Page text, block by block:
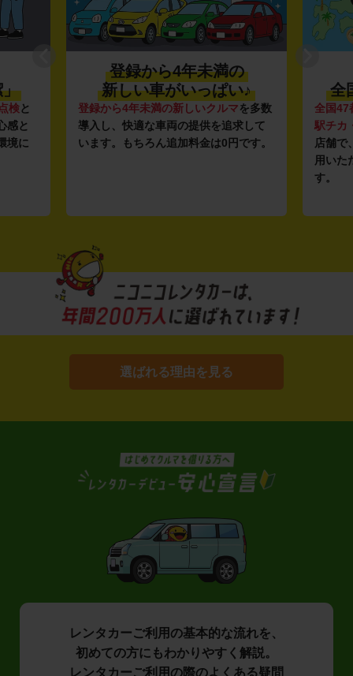
」
検と
感と
境に
登録から4年未満の
新しい車がいっぱい♪
登録から4年未満の新しいクルマを多数
導入し、快適な車両の提供を追求して
います。もちろん追加料金は0円です。
全
全国47
駅チカ
店舗で
用いた
す。
選ばれる理由を見る
レンタカーご利用の基本的な流れを、
初めての方にもわかりやすく解説。
レンタカーご利用の際のよくある疑問